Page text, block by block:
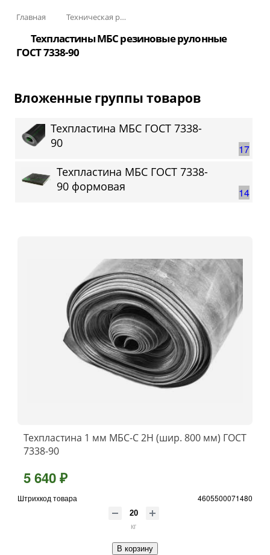
Главная Техническая резина
Техпластины МБС резиновые рулонные
ГОСТ 7338-90
Вложенные группы товаров
17
Техпластина МБС ГОСТ 7338-
90
14
Техпластина МБС ГОСТ 7338-
90 формовая
Техпластина 1 мм МБС-С 2Н (шир. 800 мм) ГОСТ
7338-90
5 640 ₽
Штрихкод товара 4605500071480
кг
В корзину